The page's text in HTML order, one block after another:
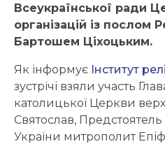
Всеукраїнської ради
організацій із послом
Бартошем Ціхоцьким.
Як інформує Інститут
зустрічі взяли участь
католицької Церкви
Святослав,
України митрополит